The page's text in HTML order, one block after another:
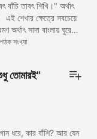
বাঁচি তাবৎ শিখি।" অর্থাৎ
শেখার ক্ষেত্রে সবচেয়ে
অর্থাৎ সাদা বাংলায় ঘুরে
পাঠক সংখ্যা
তোমারই"
ধরে, কার বাঁশি? আর যেন